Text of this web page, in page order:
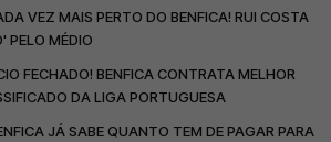
VEZ MAIS PERTO DO BENFICA! RUI COSTA
PELO MÉDIO
FECHADO! BENFICA CONTRATA MELHOR
DA LIGA PORTUGUESA
JÁ SABE QUANTO TEM DE PAGAR PARA